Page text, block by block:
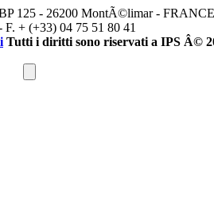
125 - 26200 MontÃ©limar - FRANCE
+ (+33) 04 75 51 80 41
Tutti i diritti sono riservati a IPS Â©